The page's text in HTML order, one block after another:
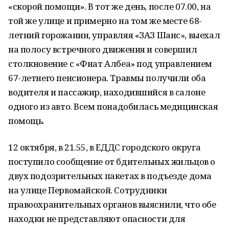
«скорой помощи». В тот же день, после 07.00, на
той же улице и примерно на том же месте 68-
летний горожанин, управляя «ЗАЗ Шанс», выехал
на полосу встречного движения и совершил
столкновение с «Фиат Албеа» под управлением
67-летнего пенсионера. Травмы получили оба
водителя и пассажир, находившийся в салоне
одного из авто. Всем понадобилась медицинская
помощь.
12 октября, в 21.55, в ЕДДС городского округа
поступило сообщение от бдительных жильцов о
двух подозрительных пакетах в подъезде дома
на улице Первомайской. Сотрудники
правоохранительных органов выяснили, что обе
находки не представляют опасности для